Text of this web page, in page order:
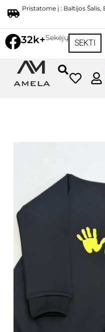
Pristatome į : Baltijos Šalis,
32k+Sekėjų
SEKTI